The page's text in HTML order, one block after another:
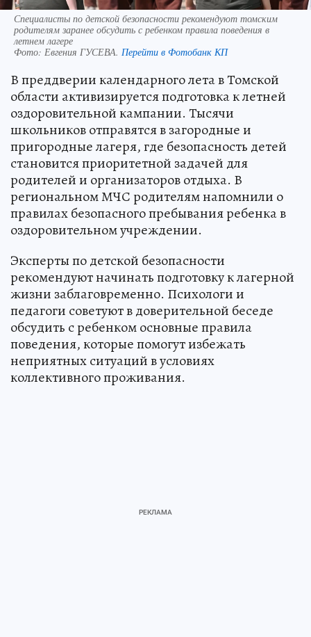
Специалисты по детской безопасности рекомендуют томским
родителям заранее обсудить с ребенком правила поведения в
летнем лагере
Фото: Евгения ГУСЕВА. Перейти в Фотобанк КП
В преддверии календарного лета в Томской
области активизируется подготовка к летней
оздоровительной кампании. Тысячи
школьников отправятся в загородные и
пригородные лагеря, где безопасность детей
становится приоритетной задачей для
родителей и организаторов отдыха. В
региональном МЧС родителям напомнили о
правилах безопасного пребывания ребенка в
оздоровительном учреждении.
Эксперты по детской безопасности
рекомендуют начинать подготовку к лагерной
жизни заблаговременно. Психологи и
педагоги советуют в доверительной беседе
обсудить с ребенком основные правила
поведения, которые помогут избежать
неприятных ситуаций в условиях
коллективного проживания.